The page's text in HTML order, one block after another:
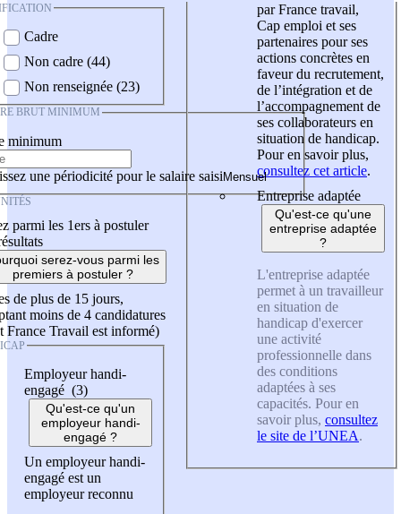
Cadre
Non cadre (44)
Non renseignée (23)
BRUT MINIMUM
minimum
une périodicité pour le salaire saisi
parmi les 1ers à postuler
serez-vous parmi les
premiers à postuler ?
de plus de 15 jours,
moins de 4 candidatures
France Travail est informé)
Employeur handi-
engagé (3)
Qu'est-ce qu'un
employeur handi-
engagé ?
Un employeur handi-
engagé est un
employeur reconnu
par France travail,
Cap emploi et ses
partenaires pour ses
actions concrètes en
faveur du recrutement,
de l’intégration et de
l’accompagnement de
ses collaborateurs en
situation de handicap.
Pour en savoir plus,
consultez cet article.
Entreprise adaptée
Qu'est-ce qu'une
entreprise adaptée
?
L'entreprise adaptée
permet à un travailleur
en situation de
handicap d'exercer
une activité
professionnelle dans
des conditions
adaptées à ses
capacités. Pour en
savoir plus, consultez
le site de l’UNEA.